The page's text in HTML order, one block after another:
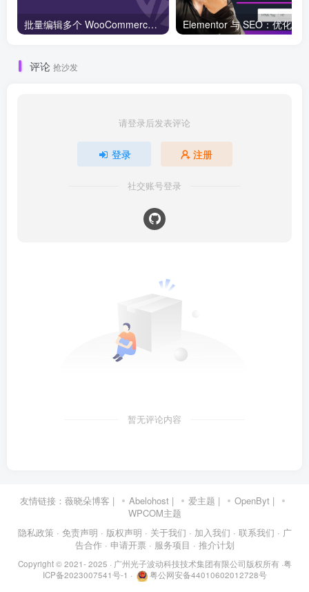
批量编辑多个 WooCommerce 产品变体价格的 2 个方法？
评论 抢沙发
请登录后发表评论
登录 注册
社交账号登录
暂无评论内容
友情链接： 薇晓朵博客 | Abelohost | 爱主题 | OpenByt |
WPCOM主题
隐私政策 · 免责声明 · 版权声明 · 关于我们 · 加入我们 · 联系我们 · 广
告合作 · 申请开票 · 服务项目 · 推介计划
Copyright © 2021- 2025 · 广州光子波动科技技术集团有限公司版权所有·粤
ICP备2023007541号-1 · 粤公网安备44010602012728号